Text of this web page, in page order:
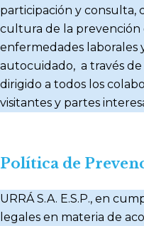
participación y consulta,
cultura de la prevención
enfermedades laborales
autocuidado, a través
dirigido a todos los
visitantes y partes
Política de
URRÁ S.A. E.S.P., en
legales en materia de